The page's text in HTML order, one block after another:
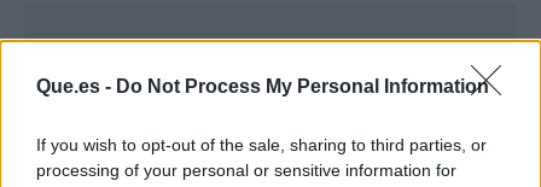
Que.es - Do Not Process My Personal Information
If you wish to opt-out of the sale, sharing to third parties, or
processing of your personal or sensitive information for